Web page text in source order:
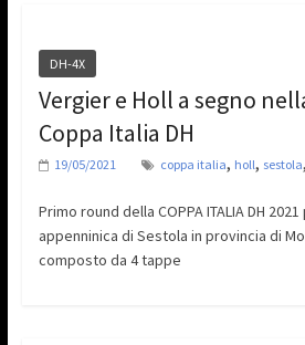
DH-4X
Vergier e Holl a segno
Coppa Italia DH
19/05/2021 coppa italia, holl, sestola,
Primo round della COPPA ITALIA DH
appenninica di Sestola in provincia di
composto da 4 tappe